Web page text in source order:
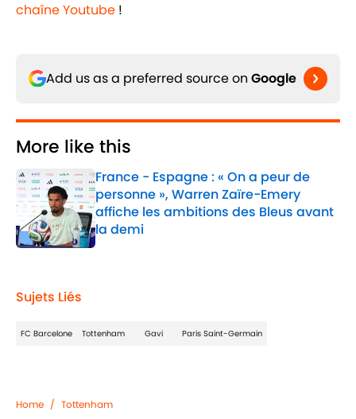
chaîne Youtube !
Add us as a preferred source on Google
More like this
France - Espagne : « On a peur de
personne », Warren Zaïre-Emery
affiche les ambitions des Bleus avant
la demi
Published by on Invalid Date
Sujets Liés
FC Barcelone Tottenham Gavi Paris Saint-Germain
Home / Tottenham